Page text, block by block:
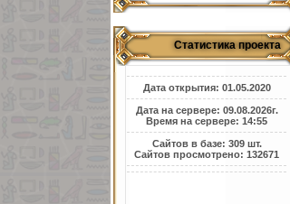
Статистика проекта
Дата открытия: 01.05.2020
Дата на сервере: 09.08.2026г.
Время на сервере: 14:55
Сайтов в базе: 309 шт.
Сайтов просмотрено: 132671